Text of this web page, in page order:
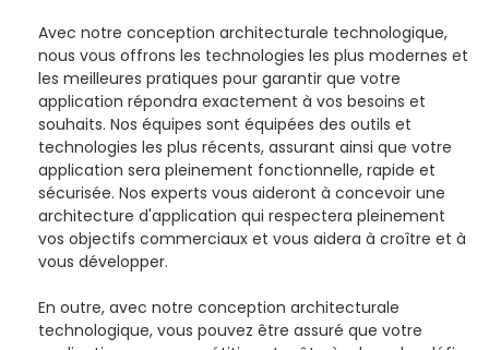
Avec notre conception architecturale technologique,
nous vous offrons les technologies les plus modernes et
les meilleures pratiques pour garantir que votre
application répondra exactement à vos besoins et
souhaits. Nos équipes sont équipées des outils et
technologies les plus récents, assurant ainsi que votre
application sera pleinement fonctionnelle, rapide et
sécurisée. Nos experts vous aideront à concevoir une
architecture d'application qui respectera pleinement
vos objectifs commerciaux et vous aidera à croître et à
vous développer.
En outre, avec notre conception architecturale
technologique, vous pouvez être assuré que votre